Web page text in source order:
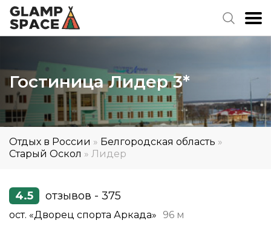
Гостиница Лидер 3*
Отдых в России » Белгородская область »
Старый Оскол » Лидер
4.5 отзывов - 375
ост. «Дворец спорта Аркада» 96 м